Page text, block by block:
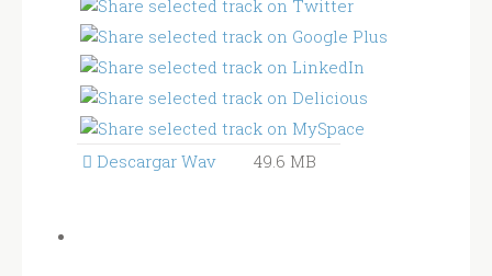
Descargar Wav 49.6 MB